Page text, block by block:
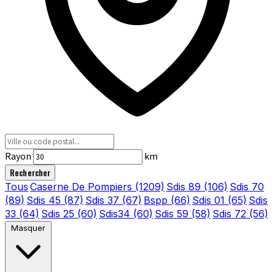
Rayon km
Rechercher
Tous Caserne De Pompiers (1209) Sdis 89 (106) Sdis 70
(89) Sdis 45 (87) Sdis 37 (67) Bspp (66) Sdis 01 (65) Sdis
33 (64) Sdis 25 (60) Sdis34 (60) Sdis 59 (58) Sdis 72 (56)
Masquer